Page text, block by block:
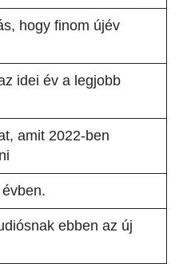
hogy finom újév
idei év a legjobb
amit 2022-ben
ebben az új